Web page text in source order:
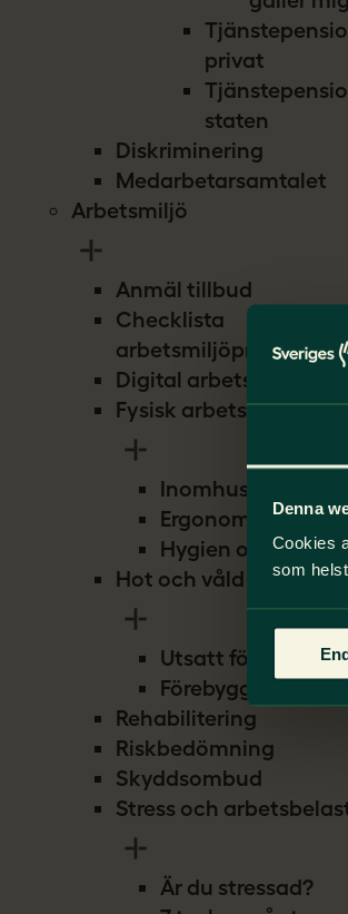
Denna
Cookies
som
privat
staten
Diskriminering
Medarbetarsamtalet
Arbetsmiljö
Anmäl tillbud
Checklista
arbetsmiljöproblem
Digital arbetsmiljö
Fysisk arbetsmiljö
Inomhusmiljö
Ergonomi
Hygien och smitta
Hot och våld
Utsatt för hot
Förebygg hot
Rehabilitering
Riskbedömning
Skyddsombud
Stress och
Är du stressad?